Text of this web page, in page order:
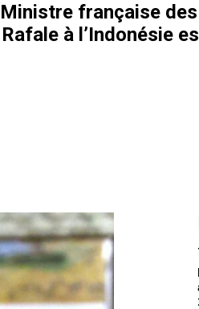
Ministre française
Rafale à l’Indonésie